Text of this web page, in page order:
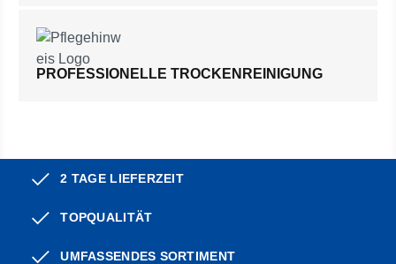
PROFESSIONELLE TROCKENREINIGUNG
2 TAGE LIEFERZEIT
TOPQUALITÄT
UMFASSENDES SORTIMENT